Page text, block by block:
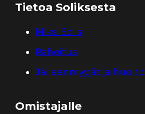
Tietoa Soliksesta
Miksi Solis
Rahoitus
Jälleenmyyjät ja
Omistajalle